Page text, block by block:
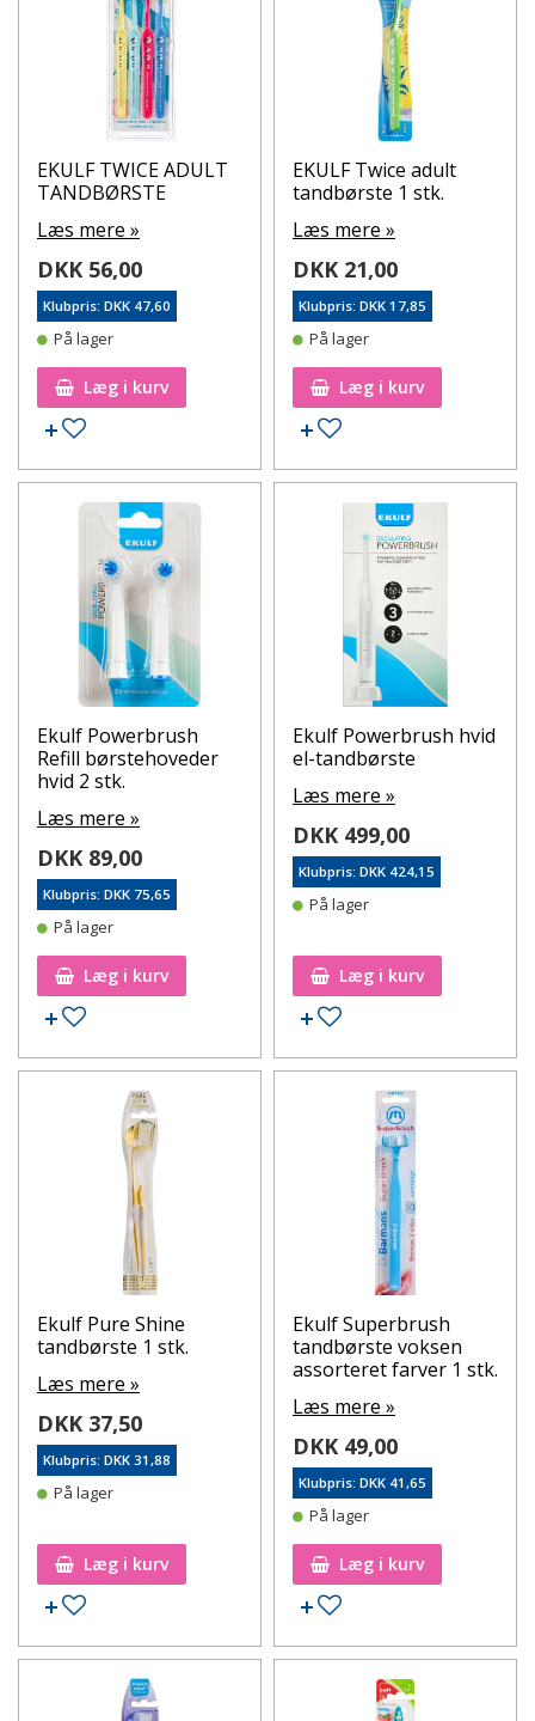
EKULF TWICE ADULT
TANDBØRSTE
Læs mere »
DKK 56,00
Klubpris: DKK 47,60
På lager
Læg i kurv
Tilføj til ønskeseddel
EKULF Twice adult
tandbørste 1 stk.
Læs mere »
DKK 21,00
Klubpris: DKK 17,85
På lager
Læg i kurv
Tilføj til ønskeseddel
Ekulf Powerbrush
Refill børstehoveder
hvid 2 stk.
Læs mere »
DKK 89,00
Klubpris: DKK 75,65
På lager
Læg i kurv
Tilføj til ønskeseddel
Ekulf Powerbrush hvid
el-tandbørste
Læs mere »
DKK 499,00
Klubpris: DKK 424,15
På lager
Læg i kurv
Tilføj til ønskeseddel
Ekulf Pure Shine
tandbørste 1 stk.
Læs mere »
DKK 37,50
Klubpris: DKK 31,88
På lager
Læg i kurv
Tilføj til ønskeseddel
Ekulf Superbrush
tandbørste voksen
assorteret farver 1 stk.
Læs mere »
DKK 49,00
Klubpris: DKK 41,65
På lager
Læg i kurv
Tilføj til ønskeseddel